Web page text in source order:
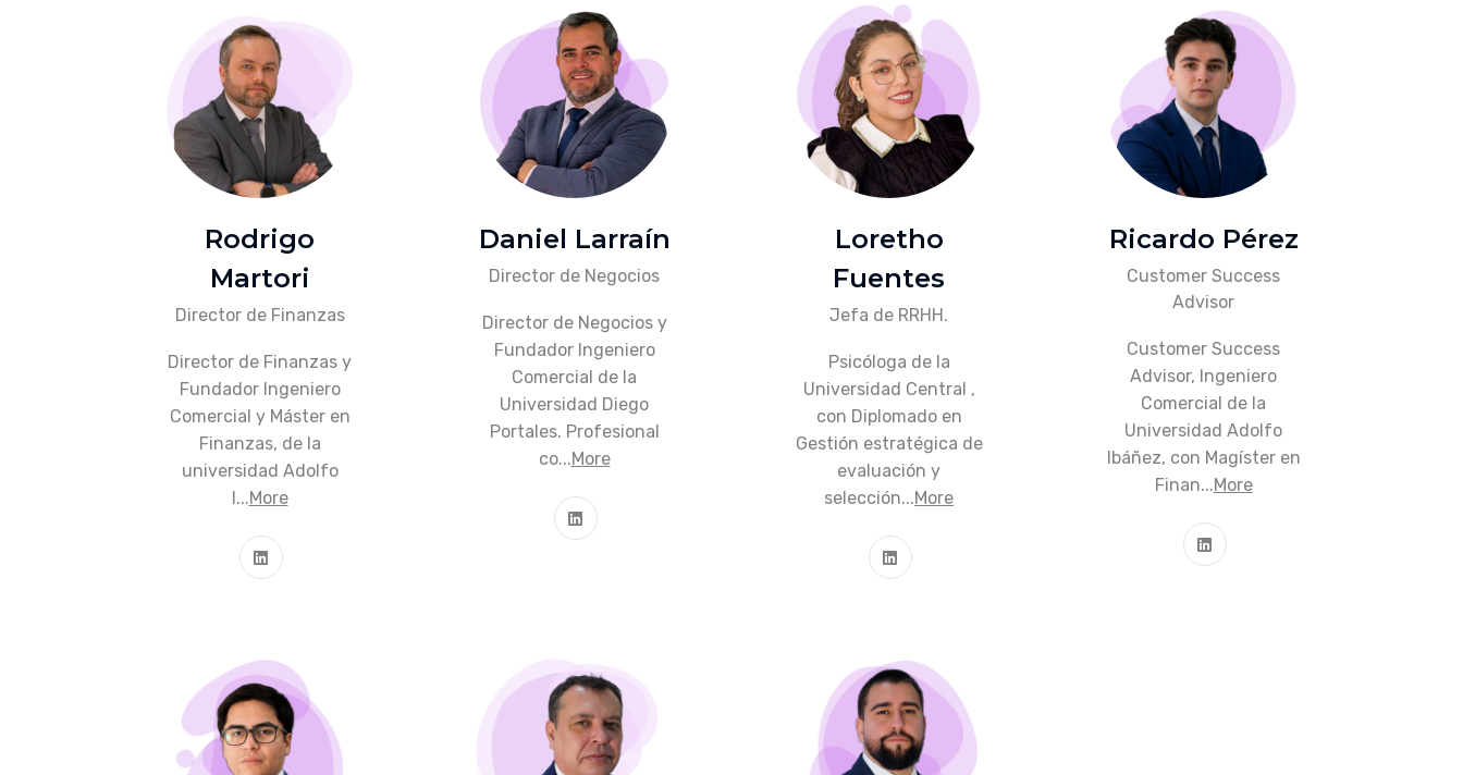
Rodrigo
Martori
Director de Finanzas
Director de Finanzas y
Fundador Ingeniero
Comercial y Máster en
Finanzas, de la
universidad Adolfo
I...More
Daniel Larraín
Director de Negocios
Director de Negocios y
Fundador Ingeniero
Comercial de la
Universidad Diego
Portales. Profesional
co...More
Loretho
Fuentes
Jefa de RRHH.
Psicóloga de la
Universidad Central ,
con Diplomado en
Gestión estratégica de
evaluación y
selección...More
Ricardo Pérez
Customer Success
Advisor
Customer Success
Advisor, Ingeniero
Comercial de la
Universidad Adolfo
Ibáñez, con Magíster en
Finan...More